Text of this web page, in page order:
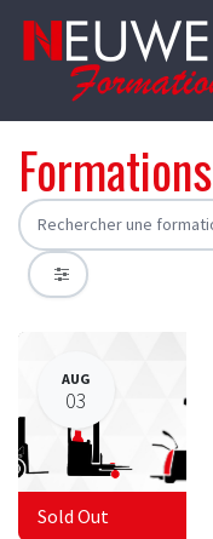
Formations
AUG
03
Sold Out